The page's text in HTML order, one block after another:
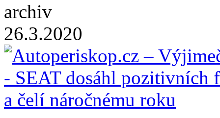
archiv
26.3.2020